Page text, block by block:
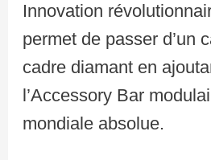
Innovation
permet de passer d’un
cadre diamant en
l’Accessory Bar
mondiale absolue.